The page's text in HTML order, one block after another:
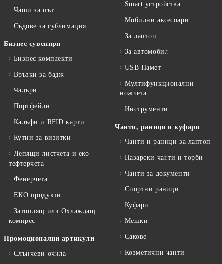
Чаши за път
Съдове за сублимация
Бизнес сувенири
Бизнес комплекти
Връзки за бадж
Чадъри
Портфейли
Калъфи и RFID карти
Кутии за визитки
Лепящи листчета и еко
тефтeрчета
Фенерчета
ЕКО продукти
Затоплящ или Охлаждащ
компрес
Промоционални артикули
Слънчеви очила
Smart устройства
Мобилни аксесоари
За лаптоп
За автомобил
USB Памет
Мултифункционални
ножчета
Инструменти
Чанти, раници и куфари
Чанти и раници за лаптоп
Пазарски чанти и торби
Чанти за документи
Спортни раници
Куфари
Мешки
Сакове
Козметични чанти